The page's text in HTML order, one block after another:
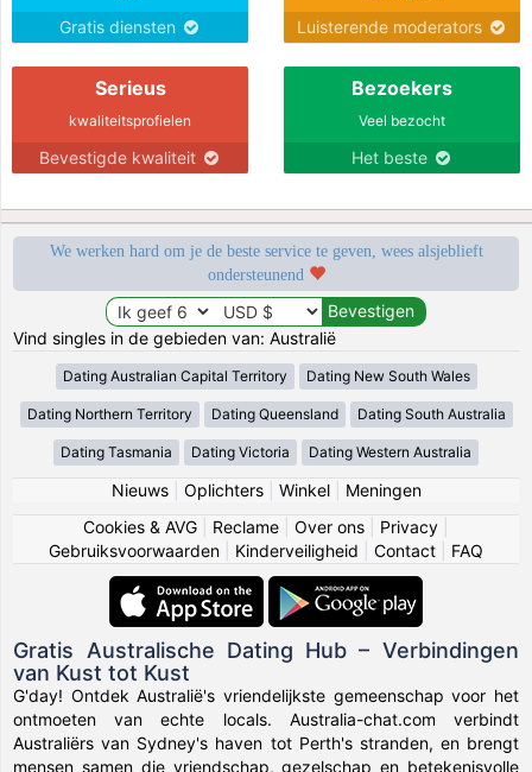
Gratis diensten Luisterende moderators
Serieus
kwaliteitsprofielen
Bevestigde kwaliteit
Bezoekers
Veel bezocht
Het beste
We werken hard om je de beste service te geven, wees alsjeblieft
ondersteunend
Vind singles in de gebieden van: Australië
Dating Australian Capital Territory Dating New South Wales
Dating Northern Territory Dating Queensland Dating South Australia
Dating Tasmania Dating Victoria Dating Western Australia
Nieuws| Oplichters| Winkel| Meningen
Cookies & AVG
Reclame Over ons Privacy
Gebruiksvoorwaarden
Kinderveiligheid Contact FAQ
Gratis Australische Dating Hub – Verbindingen
van Kust tot Kust
G'day! Ontdek Australië's vriendelijkste gemeenschap voor het
ontmoeten van echte locals. Australia-chat.com verbindt
Australiërs van Sydney's haven tot Perth's stranden, en brengt
mensen samen die vriendschap, gezelschap en betekenisvolle